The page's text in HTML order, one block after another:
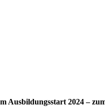
Ausbildungsstart 2024 –